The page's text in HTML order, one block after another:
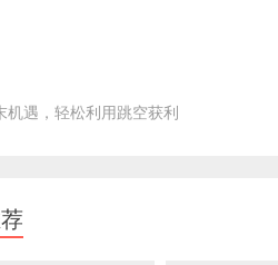
机遇，轻松利用跳空获利